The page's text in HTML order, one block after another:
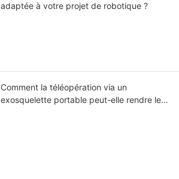
adaptée à votre projet de robotique ?
Comment la téléopération via un
exosquelette portable peut-elle rendre le